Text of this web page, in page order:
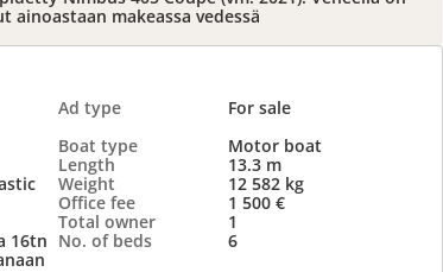
makeassa vedessä
Ad type
For sale
Boat type
Motor boat
Length
13.3 m
Weight
12 582 kg
Office fee
1 500 €
Total owner
1
16tn No. of beds 6